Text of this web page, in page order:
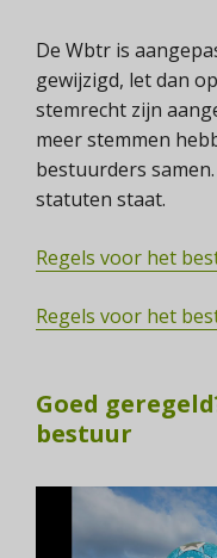
De Wbtr is
gewijzigd, let dan
stemrecht zijn
meer stemmen
bestuurders
statuten staat.
Regels voor het
Regels voor het
Goed
bestuur